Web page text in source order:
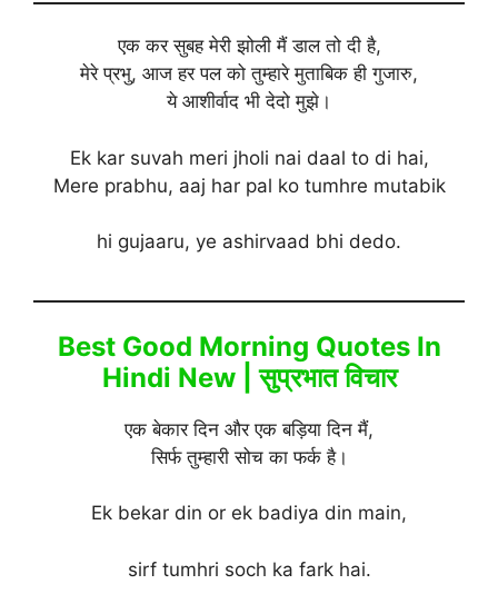
एक कर सुबह मेरी झोली मैं डाल तो दी है,
मेरे प्रभु, आज हर पल को तुम्हारे मुताबिक ही गुजारु,
ये आशीर्वाद भी देदो मुझे।
Ek kar suvah meri jholi nai daal to di hai,
Mere prabhu, aaj har pal ko tumhre mutabik
hi gujaaru, ye ashirvaad bhi dedo.
Best Good Morning Quotes In
Hindi New | सुप्रभात विचार
एक बेकार दिन और एक बड़िया दिन मैं,
सिर्फ तुम्हारी सोच का फर्क है।
Ek bekar din or ek badiya din main,
sirf tumhri soch ka fark hai.